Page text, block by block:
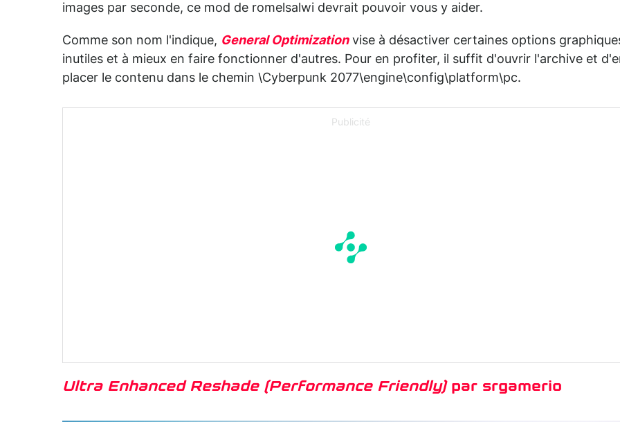
images par seconde, ce mod de romelsalwi devrait pouvoir vous y aider.
Comme son nom l'indique, General Optimizationvise à désactiver certaines options
inutiles et à mieux en faire fonctionner d'autres. Pour en profiter, il suffit d'ouvrir l'archive et
placer le contenu dans le chemin \Cyberpunk 2077\engine\config\platform\pc.
Publicité
Ultra Enhanced Reshade (Performance Friendly)par srgamerio